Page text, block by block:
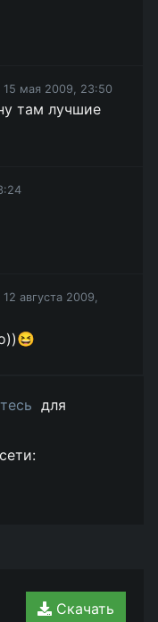
15 мая 2009, 23:50
там лучшие
12 августа 2009,
для
Скачать